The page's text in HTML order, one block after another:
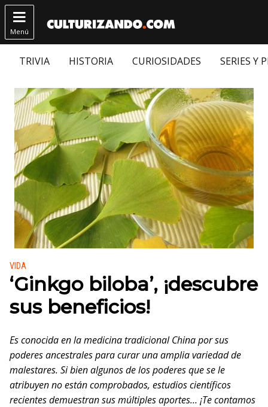

Menú
TRIVIA HISTORIA CURIOSIDADES SERIES Y
Publicado en:
VIDA
‘Ginkgo biloba’, ¡descubre
sus beneficios!
Es conocida en la medicina tradicional China por sus
poderes ancestrales para curar una amplia variedad de
malestares. Si bien algunos de los poderes que se le
atribuyen no están comprobados, estudios científicos
recientes demuestran sus múltiples aportes… ¡Te contamos